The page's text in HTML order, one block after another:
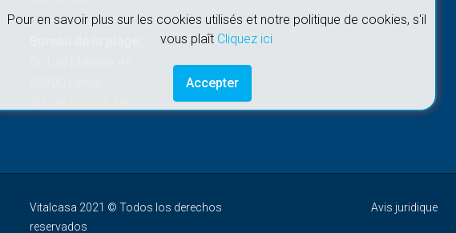
Pour en savoir plus sur les cookies utilisés et notre politique de cookies, s'il
vous plaît Cliquez ici
Accepter
Vitalcasa 2021 © Todos los derechos
reservados
Avis juridique